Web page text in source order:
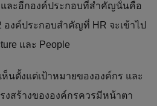
และอีกองค์ประกอบที่สำคัญนั่นคือ
องค์ประกอบสำคัญที่ HR จะเข้าไป
และ People
ห็นตั้งแต่เป้าหมายขององค์กร และ
งสร้างขององค์กรควรมีหน้าตา